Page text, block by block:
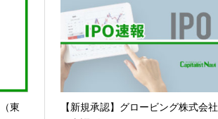
東
【新規承認】グロービング株式会社